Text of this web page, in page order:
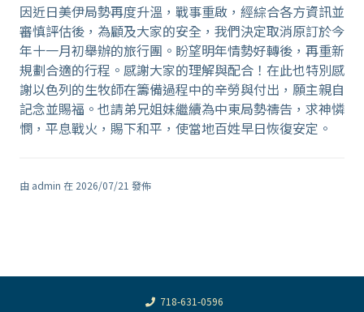
因近日美伊局勢再度升溫，戰事重啟，經綜合各方資訊並
審慎評估後，為顧及大家的安全，我們決定取消原訂於今
年十一月初舉辦的旅行團。盼望明年情勢好轉後，再重新
規劃合適的行程。感謝大家的理解與配合！在此也特別感
謝以色列的生牧師在籌備過程中的辛勞與付出，願主親自
記念並賜福。也請弟兄姐妹繼續為中東局勢禱告，求神憐
憫，平息戰火，賜下和平，使當地百姓早日恢復安定。
由 admin 在 2026/07/21 發佈
718-631-0596